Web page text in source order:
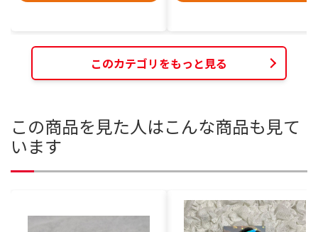
このカテゴリをもっと見る
この商品を見た人はこんな商品も見て
います